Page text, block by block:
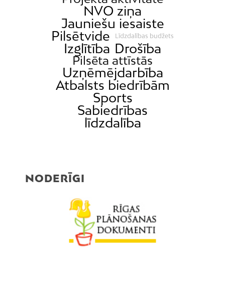
NVO ziņa
Jauniešu iesaiste
Pilsētvide
Līdzdalības budžets
Izglītība Drošība
Pilsēta attīstās
Uzņēmējdarbība
Atbalsts biedrībām
Sports
Sabiedrības
līdzdalība
NODERĪGI